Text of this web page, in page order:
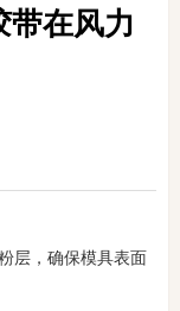
带在风力
层，确保模具表面